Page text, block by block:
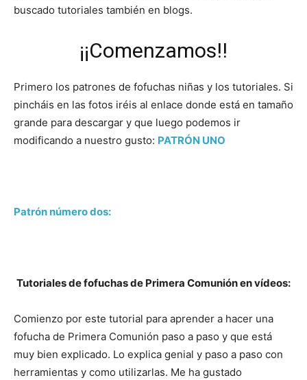
buscado tutoriales también en blogs.
¡¡Comenzamos!!
Primero los patrones de fofuchas niñas y los tutoriales. Si
pincháis en las fotos iréis al enlace donde está en tamaño
grande para descargar y que luego podemos ir
modificando a nuestro gusto: PATRÓN UNO
Patrón número dos:
Tutoriales de fofuchas de Primera Comunión en vídeos:
Comienzo por este tutorial para aprender a hacer una
fofucha de Primera Comunión paso a paso y que está
muy bien explicado. Lo explica genial y paso a paso con
herramientas y como utilizarlas. Me ha gustado